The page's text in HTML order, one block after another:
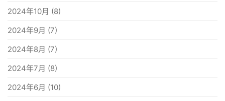
2024年10月 (8)
2024年9月 (7)
2024年8月 (7)
2024年7月 (8)
2024年6月 (10)